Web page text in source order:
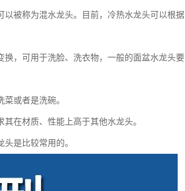
被称为混水龙头。目前，冷热水龙头可以根据
，可用于洗脸、洗衣物，一般的面盆水龙头要
或者是洗碗。
在材质、性能上高于其他水龙头。
是比较常用的。